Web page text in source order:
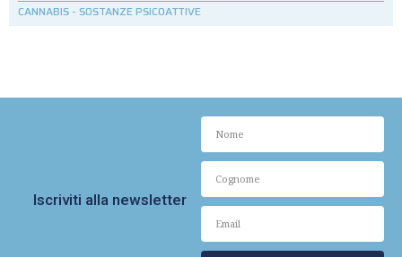
CANNABIS - SOSTANZE PSICOATTIVE
Iscriviti alla newsletter